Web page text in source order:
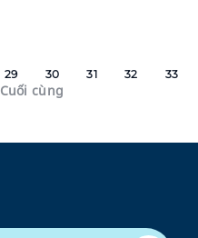
29 30 31 32 33
Cuối cùng